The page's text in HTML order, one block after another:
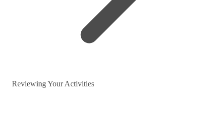
Reviewing Your Activities